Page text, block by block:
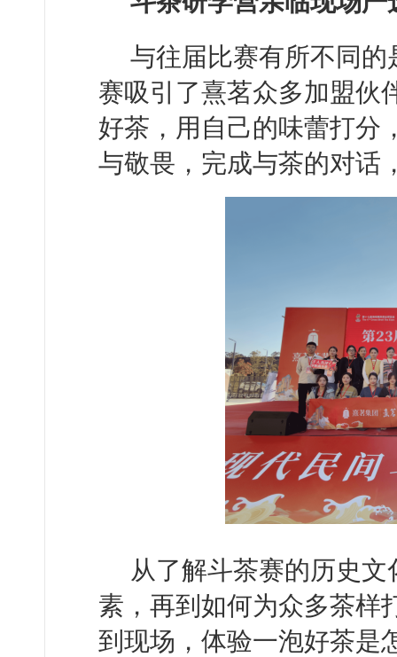
与往届比赛有所不同
赛吸引了熹茗众多加盟伙
好茶，用自己的味蕾打分
与敬畏，完成与茶的对话
从了解斗茶赛的历史
素，再到如何为众多茶样
到现场，体验一泡好茶是